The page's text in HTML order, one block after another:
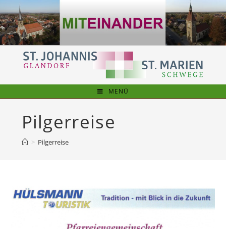
Inhalt
springen
MENÜ
Pilgerreise
> Pilgerreise